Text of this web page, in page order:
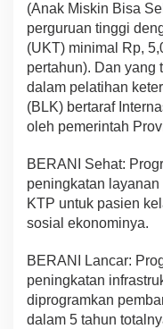
(Anak Miskin Bisa
perguruan tinggi
(UKT) minimal Rp,
pertahun). Dan yang
dalam pelatihan
(BLK) bertaraf
oleh pemerintah
BERANI Sehat:
peningkatan
KTP untuk pasien
sosial ekonominya.
BERANI Lancar:
peningkatan
diprogramkan
dalam 5 tahun